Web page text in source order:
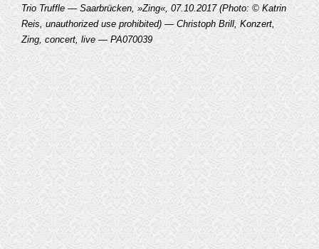
Trio Truffle — Saarbrücken, »Zing«, 07.10.2017 (Photo: © Katrin
Reis, unauthorized use prohibited) — Christoph Brill, Konzert,
Zing, concert, live — PA070039